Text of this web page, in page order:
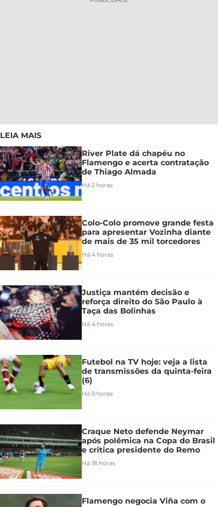
LEIA MAIS
River Plate dá chapéu no
Flamengo e acerta contratação
de Thiago Almada
Há 2 horas
Colo-Colo promove grande festa
para apresentar Vozinha diante
de mais de 35 mil torcedores
Há 4 horas
Justiça mantém decisão e
reforça direito do São Paulo à
Taça das Bolinhas
Há 4 horas
Futebol na TV hoje: veja a lista
de transmissões da quinta-feira
(6)
Há 9 horas
Craque Neto defende Neymar
após polêmica na Copa do Brasil
e critica presidente do Remo
Há 18 horas
Flamengo negocia Viña com o